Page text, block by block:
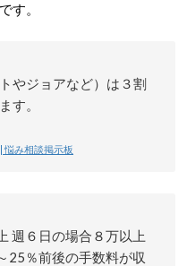
す。
やジョアなど）は３割
す。
悩み相談掲示板
週６日の場合８万以上
25％前後の手数料が収